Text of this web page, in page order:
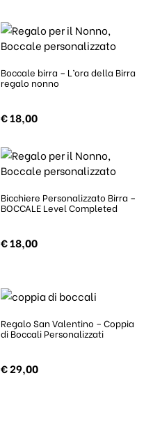
Boccale birra – L’ora della Birra
regalo nonno
€18,00
Bicchiere Personalizzato Birra –
BOCCALE Level Completed
€18,00
Regalo San Valentino – Coppia
di Boccali Personalizzati
€29,00